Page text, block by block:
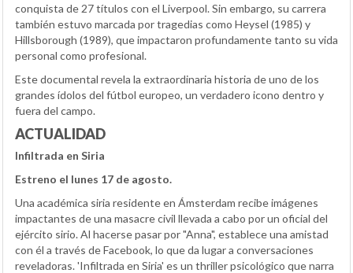
conquista de 27 títulos con el Liverpool. Sin embargo, su carrera
también estuvo marcada por tragedias como Heysel (1985) y
Hillsborough (1989), que impactaron profundamente tanto su vida
personal como profesional.
Este documental revela la extraordinaria historia de uno de los
grandes ídolos del fútbol europeo, un verdadero icono dentro y
fuera del campo.
ACTUALIDAD
Infiltrada en Siria
Estreno el lunes 17 de agosto.
Una académica siria residente en Ámsterdam recibe imágenes
impactantes de una masacre civil llevada a cabo por un oficial del
ejército sirio. Al hacerse pasar por "Anna", establece una amistad
con él a través de Facebook, lo que da lugar a conversaciones
reveladoras. 'Infiltrada en Siria' es un thriller psicológico que narra